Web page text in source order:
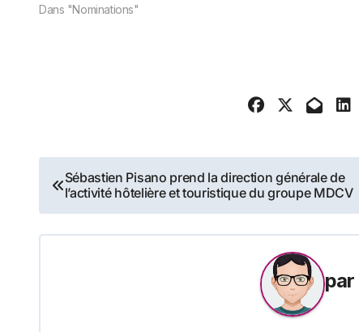
Dans "Nominations"
Navigation
de
l’article
Sébastien Pisano prend la direction générale de
l’activité hôtelière et touristique du groupe MDCV
par